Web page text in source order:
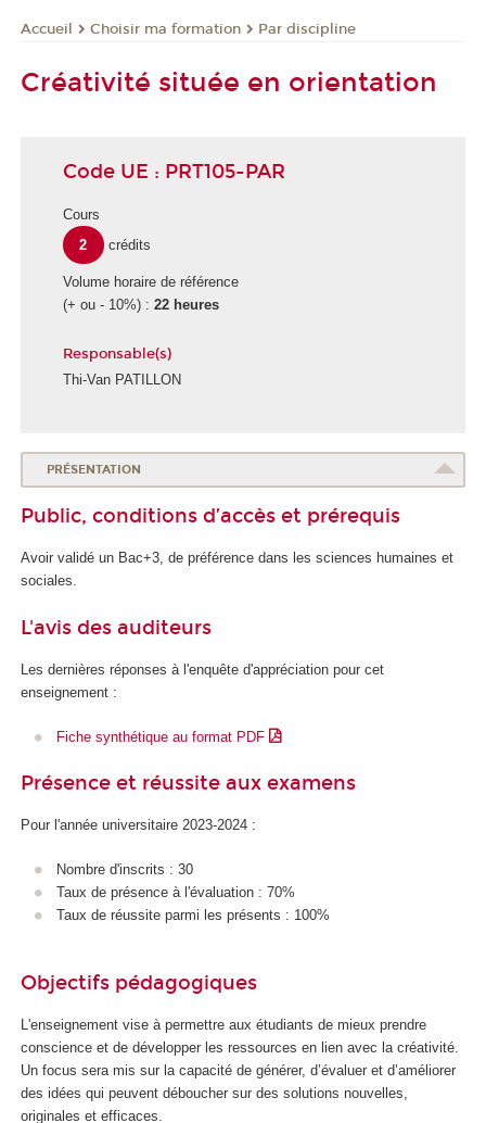
Accueil Choisir ma formation Par discipline
Créativité située en orientation
Code UE : PRT105-PAR
Cours
2
crédits
Volume horaire de référence
(+ ou - 10%) : 22 heures
Responsable(s)
Thi-Van PATILLON
PRÉSENTATION
Public, conditions d’accès et prérequis
Avoir validé un Bac+3, de préférence dans les sciences humaines et
sociales.
L'avis des auditeurs
Les dernières réponses à l'enquête d'appréciation pour cet
enseignement :
Fiche synthétique au format PDF
Présence et réussite aux examens
Pour l'année universitaire 2023-2024 :
Nombre d'inscrits : 30
Taux de présence à l'évaluation : 70%
Taux de réussite parmi les présents : 100%
Objectifs pédagogiques
L'enseignement vise à permettre aux étudiants de mieux prendre
conscience et de développer les ressources en lien avec la créativité.
Un focus sera mis sur la capacité de générer, d’évaluer et d’améliorer
des idées qui peuvent déboucher sur des solutions nouvelles,
originales et efficaces.